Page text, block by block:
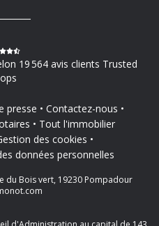
19 564 avis clients Trusted
presse
Contactez-nous
Tout l'immobilier
des cookies
données personnelles
du Bois vert, 19230 Pompadour